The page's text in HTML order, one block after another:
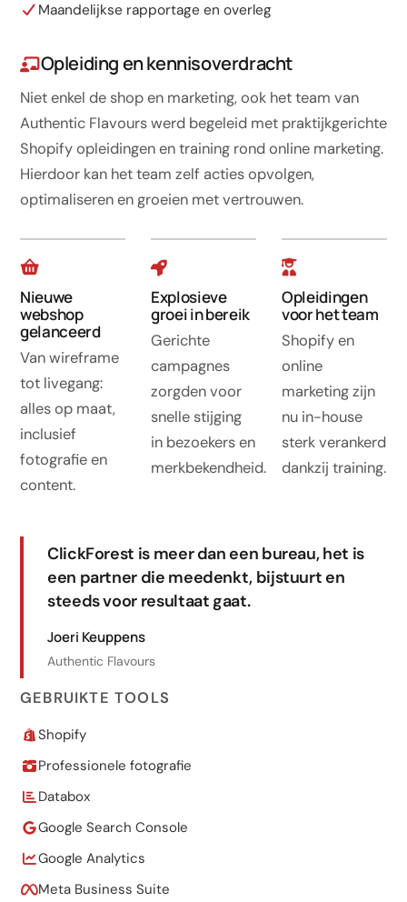
Maandelijkse rapportage en overleg
Opleiding en kennisoverdracht
Niet enkel de shop en marketing, ook het team van
Authentic Flavours werd begeleid met praktijkgerichte
Shopify opleidingen en training rond online marketing.
Hierdoor kan het team zelf acties opvolgen,
optimaliseren en groeien met vertrouwen.
Nieuwe
webshop
gelanceerd
Van wireframe
tot livegang:
alles op maat,
inclusief
fotografie en
content.
Explosieve
groei in bereik
Gerichte
campagnes
zorgden voor
snelle stijging
in bezoekers en
merkbekendheid.
Opleidingen
voor het team
Shopify en
online
marketing zijn
nu in-house
sterk verankerd
dankzij training.
ClickForest is meer dan een bureau, het is
een partner die meedenkt, bijstuurt en
steeds voor resultaat gaat.
Joeri Keuppens
Authentic Flavours
GEBRUIKTE TOOLS
Shopify
Professionele fotografie
Databox
Google Search Console
Google Analytics
Meta Business Suite